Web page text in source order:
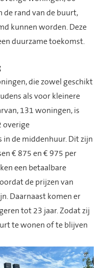
de rand van de buurt,
kunnen worden. Deze
duurzame toekomst.
die zowel geschikt
als voor kleinere
131 woningen, is
overige
in de middenhuur. Dit zijn
€ 875 en € 975 per
een betaalbare
de prijzen van
Daarnaast komen er
tot 23 jaar. Zodat zij
te wonen of te blijven